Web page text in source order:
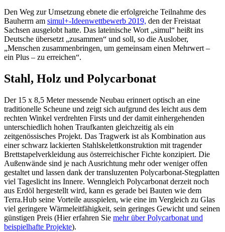
Den Weg zur Umsetzung ebnete die erfolgreiche Teilnahme des
Bauherrn am simul+-Ideenwettbewerb 2019, den der Freistaat
Sachsen ausgelobt hatte. Das lateinische Wort „simul“ heißt ins
Deutsche übersetzt „zusammen“ und soll, so die Auslober,
„Menschen zusammenbringen, um gemeinsam einen Mehrwert –
ein Plus – zu erreichen“.
Stahl, Holz und Polycarbonat
Der 15 x 8,5 Meter messende Neubau erinnert optisch an eine
traditionelle Scheune und zeigt sich aufgrund des leicht aus dem
rechten Winkel verdrehten Firsts und der damit einhergehenden
unterschiedlich hohen Traufkanten gleichzeitig als ein
zeitgenössisches Projekt. Das Tragwerk ist als Kombination aus
einer schwarz lackierten Stahlskelettkonstruktion mit tragender
Brettstapelverkleidung aus österreichischer Fichte konzipiert. Die
Außenwände sind je nach Ausrichtung mehr oder weniger offen
gestaltet und lassen dank der transluzenten Polycarbonat-Stegplatten
viel Tageslicht ins Innere. Wenngleich Polycarbonat derzeit noch
aus Erdöl hergestellt wird, kann es gerade bei Bauten wie dem
Terra.Hub seine Vorteile ausspielen, wie eine im Vergleich zu Glas
viel geringere Wärmeleitfähigkeit, sein geringes Gewicht und seinen
günstigen Preis (Hier erfahren Sie mehr über Polycarbonat und
beispielhafte Projekte).